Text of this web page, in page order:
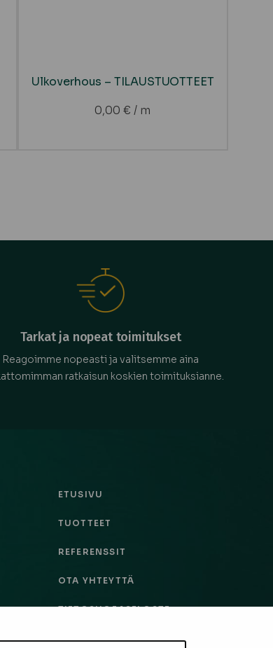
Ulkoverhous – TILAUSTUOTTEET
0,00€ / m
Tarkat ja nopeat toimitukset
Reagoimme nopeasti ja valitsemme aina
ratkaisun koskien toimituksianne.
ETUSIVU
TUOTTEET
REFERENSSIT
OTA YHTEYTTÄ
TIETOSUOJASELOSTE